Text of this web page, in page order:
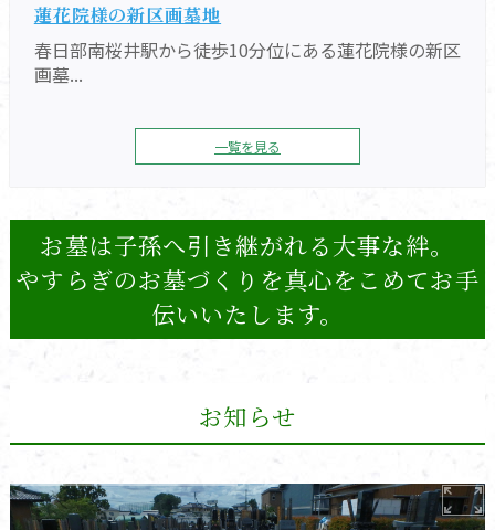
蓮花院様の新区画墓地
春日部南桜井駅から徒歩10分位にある蓮花院様の新区
画墓...
一覧を見る
お墓は子孫へ引き継がれる大事な絆。
やすらぎのお墓づくりを真心をこめてお手
伝いいたします。
お知らせ